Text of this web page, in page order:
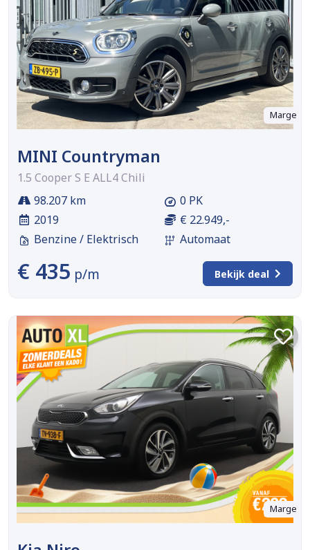
Marge
MINI Countryman
1.5 Cooper S E ALL4 Chili
98.207 km
2019
Benzine / Elektrisch
0 PK
€ 22.949,-
Automaat
€ 435 p/m Bekijk deal
Marge